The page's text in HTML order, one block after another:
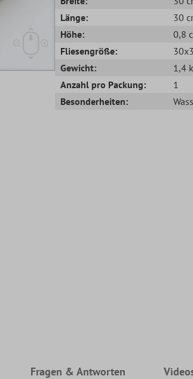
Länge:
30
Höhe:
0,8
Fliesengröße:
Gewicht:
1,4
Anzahl pro Packung:
1
Besonderheiten:
Fragen & Antworten